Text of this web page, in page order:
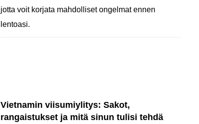
jotta voit korjata mahdolliset ongelmat ennen
lentoasi.
Vietnamin viisumiylitys: Sakot,
rangaistukset ja mitä sinun tulisi tehdä